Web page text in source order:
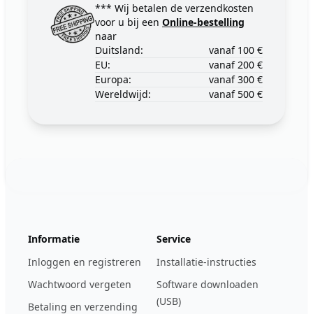
*** Wij betalen de verzendkosten
voor u bij een Online-bestelling
naar
Duitsland:
vanaf 100 €
EU:
vanaf 200 €
Europa:
vanaf 300 €
Wereldwijd:
vanaf 500 €
Informatie
Inloggen en registreren
Wachtwoord vergeten
Betaling en verzending
Service
Installatie-instructies
Software downloaden
(USB)